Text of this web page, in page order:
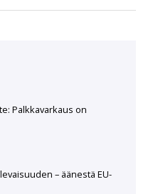
Palkkavarkaus on
– äänestä EU-